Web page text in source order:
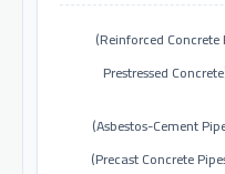
الأنابيب الخرسانية سابقة الإجهاد (Prestressed Concrete